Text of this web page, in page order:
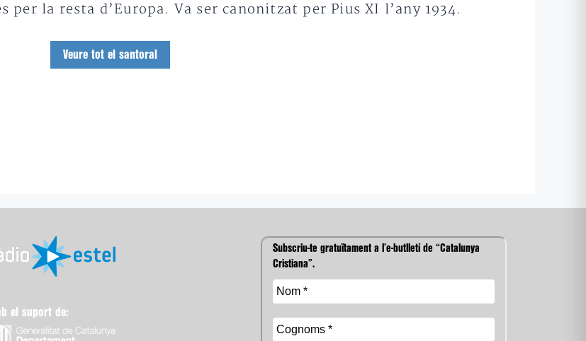
la resta d’Europa. Va ser canonitzat per Pius XI l’any 1934.
Veure tot el santoral
el suport de:
Subscriu-te gratuïtament a l’e-butlletí de “Catalunya
Cristiana”.